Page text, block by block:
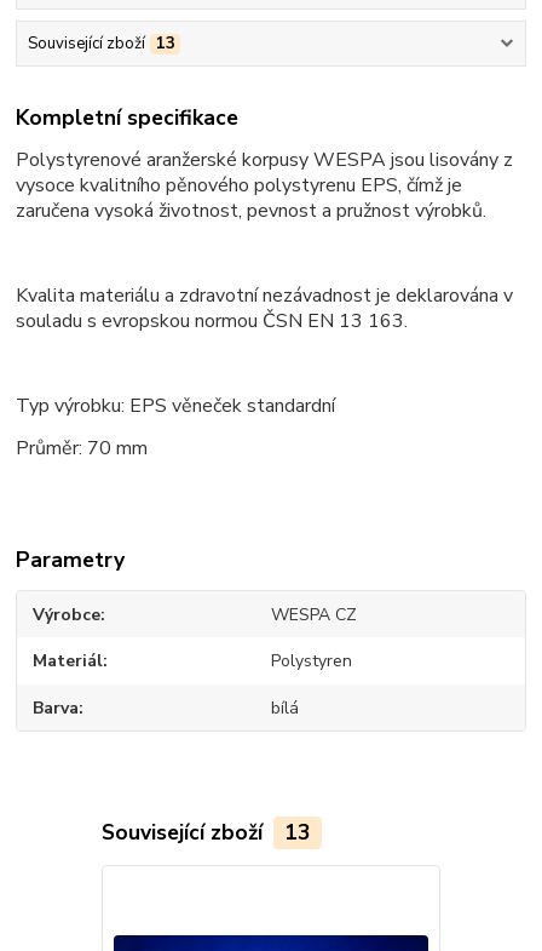
Související zboží 13
Kompletní specifikace
Polystyrenové aranžerské korpusy WESPA jsou lisovány z
vysoce kvalitního pěnového polystyrenu EPS, čímž je
zaručena vysoká životnost, pevnost a pružnost výrobků.
Kvalita materiálu a zdravotní nezávadnost je deklarována v
souladu s evropskou normou ČSN EN 13 163.
Typ výrobku: EPS věneček standardní
Průměr: 70 mm
Parametry
Výrobce WESPA CZ
Materiál Polystyren
Barva bílá
Související zboží 13